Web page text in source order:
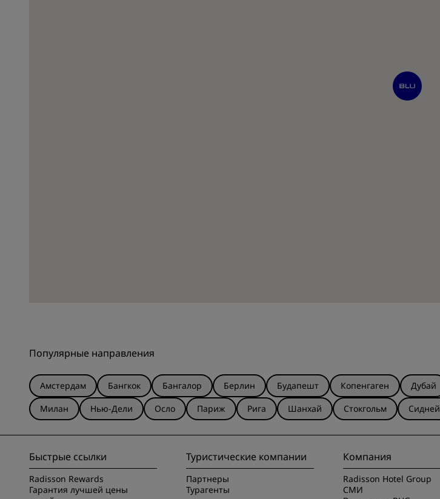
Популярные направления
Амстердам Бангкок Бангалор Берлин Будапешт Копенгаген Дубай
Милан
Нью-Дели Осло Париж Рига Шанхай Стокгольм Сидней
Быстрые ссылки
Radisson Rewards
Гарантия лучшей цены
Туристические компании
Партнеры
Турагенты
Компания
Radisson Hotel Group
СМИ